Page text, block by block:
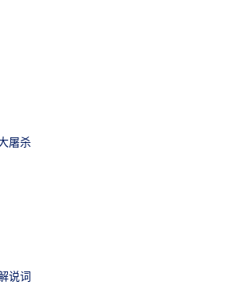
屠杀
说词